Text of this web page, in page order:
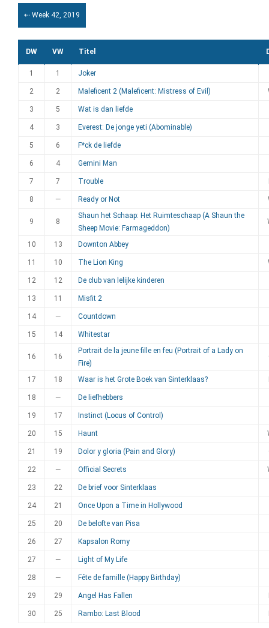
⇠ Week 42, 2019
DW VW Titel
1 1 Joker
2 2 Maleficent 2 (Maleficent: Mistress of Evil)
3 5 Wat is dan liefde
4 3 Everest: De jonge yeti (Abominable)
5 6 F*ck de liefde
6 4 Gemini Man
7 7 Trouble
8 — Ready or Not
9 8
Shaun het Schaap: Het Ruimteschaap (A Shaun the
Sheep Movie: Farmageddon)
10 13 Downton Abbey
11 10 The Lion King
12 12 De club van lelijke kinderen
13 11 Misfit 2
14 — Countdown
15 14 Whitestar
16 16
Portrait de la jeune fille en feu (Portrait of a Lady on
Fire)
17 18 Waar is het Grote Boek van Sinterklaas?
18 — De liefhebbers
19 17 Instinct (Locus of Control)
20 15 Haunt
21 19 Dolor y gloria (Pain and Glory)
22 — Official Secrets
23 22 De brief voor Sinterklaas
24 21 Once Upon a Time in Hollywood
25 20 De belofte van Pisa
26 27 Kapsalon Romy
27 — Light of My Life
28 — Fête de famille (Happy Birthday)
29 29 Angel Has Fallen
30 25 Rambo: Last Blood